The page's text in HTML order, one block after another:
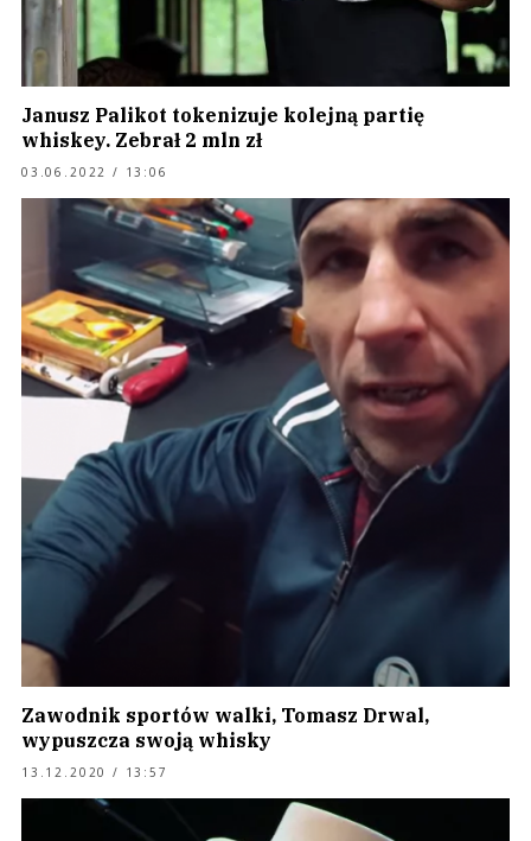
Janusz Palikot tokenizuje kolejną partię
whiskey. Zebrał 2 mln zł
03.06.2022 / 13:06
Zawodnik sportów walki, Tomasz Drwal,
wypuszcza swoją whisky
13.12.2020 / 13:57